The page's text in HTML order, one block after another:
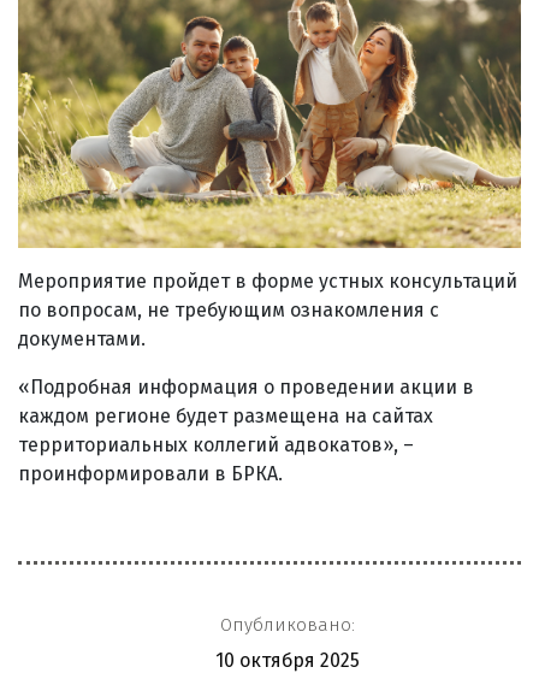
Мероприятие пройдет в форме устных консультаций
по вопросам, не требующим ознакомления с
документами.
«Подробная информация о проведении акции в
каждом регионе будет размещена на сайтах
территориальных коллегий адвокатов», –
проинформировали в БРКА.
Опубликовано:
10 октября 2025